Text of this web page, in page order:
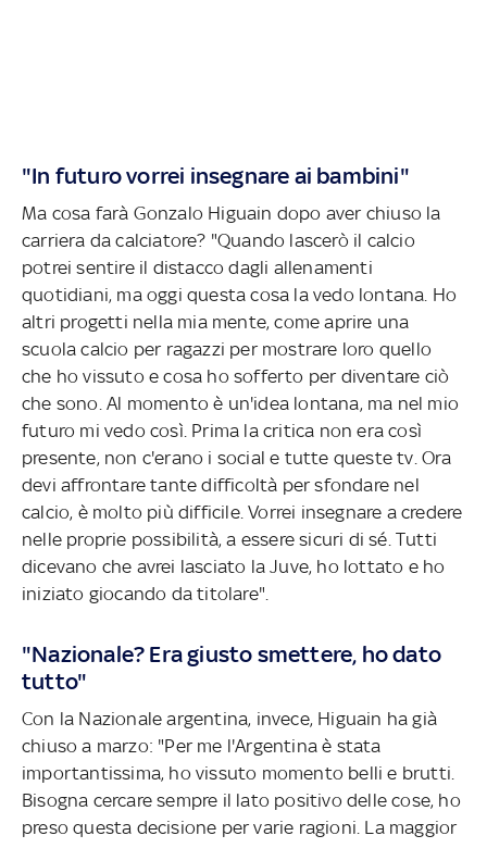
"In futuro vorrei insegnare ai bambini"
Ma cosa farà Gonzalo Higuain dopo aver chiuso la
carriera da calciatore? "Quando lascerò il calcio
potrei sentire il distacco dagli allenamenti
quotidiani, ma oggi questa cosa la vedo lontana. Ho
altri progetti nella mia mente, come aprire una
scuola calcio per ragazzi per mostrare loro quello
che ho vissuto e cosa ho sofferto per diventare ciò
che sono. Al momento è un'idea lontana, ma nel mio
futuro mi vedo così. Prima la critica non era così
presente, non c'erano i social e tutte queste tv. Ora
devi affrontare tante difficoltà per sfondare nel
calcio, è molto più difficile. Vorrei insegnare a credere
nelle proprie possibilità, a essere sicuri di sé. Tutti
dicevano che avrei lasciato la Juve, ho lottato e ho
iniziato giocando da titolare".
"Nazionale? Era giusto smettere, ho dato
tutto"
Con la Nazionale argentina, invece, Higuain ha già
chiuso a marzo: "Per me l'Argentina è stata
importantissima, ho vissuto momento belli e brutti.
Bisogna cercare sempre il lato positivo delle cose, ho
preso questa decisione per varie ragioni. La maggior